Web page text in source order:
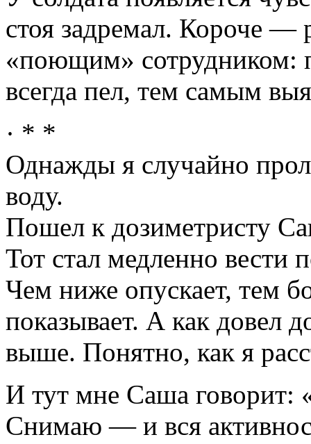
стоя задремал. Короче —
«поющим» сотрудником:
всегда пел, тем самым
· * *
Однажды я случайно
воду.
Пошел к дозиметристу
Тот стал медленно
Чем ниже опускает, тем
показывает. А как довел
выше. Понятно, как я
И тут мне Саша
Снимаю — и вся